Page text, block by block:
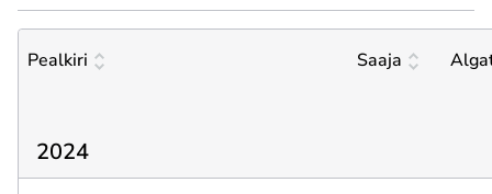
Pealkiri Saaja
2024